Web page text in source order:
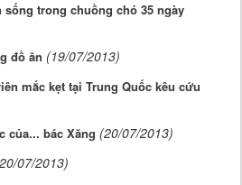
sống trong chuồng chó 35 ngày
đồ ăn (19/07/2013)
mắc kẹt tại Trung Quốc kêu cứu
của... bác Xăng (20/07/2013)
07/2013)